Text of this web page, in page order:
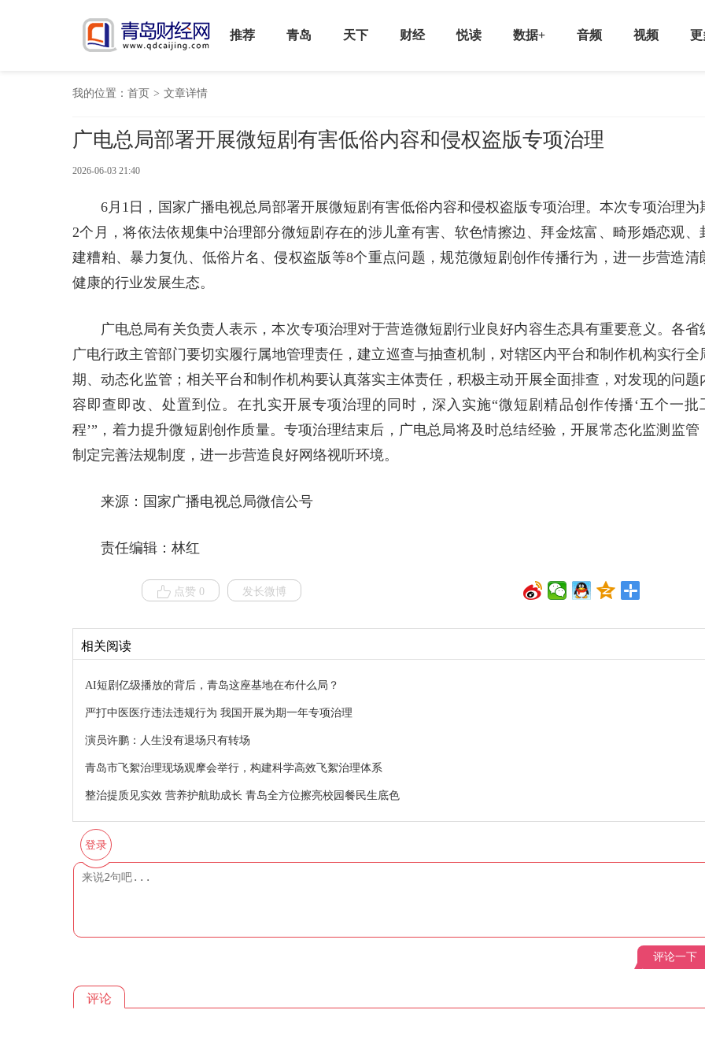
推荐 青岛 天下 财经 悦读 数据+ 音频 视频 更
我的位置： 首页 > 文章详情
广电总局部署开展微短剧有害低俗内容和侵权盗版专项治理
2026-06-03 21:40
6月1日，国家广播电视总局部署开展微短剧有害低俗内容和侵权盗版专项治理。本次专项治理为
2个月，将依法依规集中治理部分微短剧存在的涉儿童有害、软色情擦边、拜金炫富、畸形婚恋观、
建糟粕、暴力复仇、低俗片名、侵权盗版等8个重点问题，规范微短剧创作传播行为，进一步营造清
健康的行业发展生态。
广电总局有关负责人表示，本次专项治理对于营造微短剧行业良好内容生态具有重要意义。各省
广电行政主管部门要切实履行属地管理责任，建立巡查与抽查机制，对辖区内平台和制作机构实行全
期、动态化监管；相关平台和制作机构要认真落实主体责任，积极主动开展全面排查，对发现的问题
容即查即改、处置到位。在扎实开展专项治理的同时，深入实施“微短剧精品创作传播‘五个一批
程’”，着力提升微短剧创作质量。专项治理结束后，广电总局将及时总结经验，开展常态化监测监管
制定完善法规制度，进一步营造良好网络视听环境。
来源：国家广播电视总局微信公号
责任编辑：林红
点赞 0 发长微博
相关阅读
AI短剧亿级播放的背后，青岛这座基地在布什么局？
严打中医医疗违法违规行为 我国开展为期一年专项治理
演员许鹏：人生没有退场只有转场
青岛市飞絮治理现场观摩会举行，构建科学高效飞絮治理体系
整治提质见实效 营养护航助成长 青岛全方位擦亮校园餐民生底色
登录
评论一下
评论